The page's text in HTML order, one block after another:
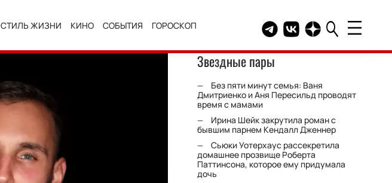
СТИЛЬ ЖИЗНИ КИНО СОБЫТИЯ ГОРОСКОП Telegram канал HELLO
Группа HELLO
Канал HELLO в
Звездные пары
Без пяти минут семья: Ваня
Дмитриенко и Аня Пересильд проводят
время с мамами
Ирина Шейк закрутила роман с
бывшим парнем Кендалл Дженнер
Сьюки Уотерхаус рассекретила
домашнее прозвище Роберта
Паттинсона, которое ему придумала
дочь